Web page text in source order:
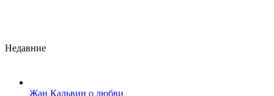
Недавние
Жан Кальвин о любви